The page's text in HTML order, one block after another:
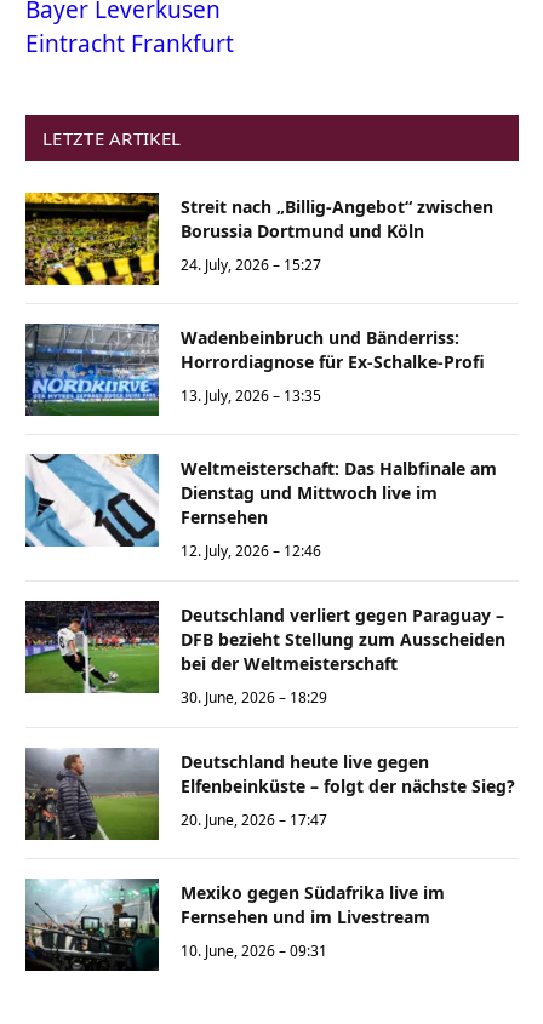
Bayer Leverkusen
Eintracht Frankfurt
LETZTE ARTIKEL
Streit nach „Billig-Angebot“ zwischen
Borussia Dortmund und Köln
24. July, 2026 – 15:27
Wadenbeinbruch und Bänderriss:
Horrordiagnose für Ex-Schalke-Profi
13. July, 2026 – 13:35
Weltmeisterschaft: Das Halbfinale am
Dienstag und Mittwoch live im
Fernsehen
12. July, 2026 – 12:46
Deutschland verliert gegen Paraguay –
DFB bezieht Stellung zum Ausscheiden
bei der Weltmeisterschaft
30. June, 2026 – 18:29
Deutschland heute live gegen
Elfenbeinküste – folgt der nächste Sieg?
20. June, 2026 – 17:47
Mexiko gegen Südafrika live im
Fernsehen und im Livestream
10. June, 2026 – 09:31